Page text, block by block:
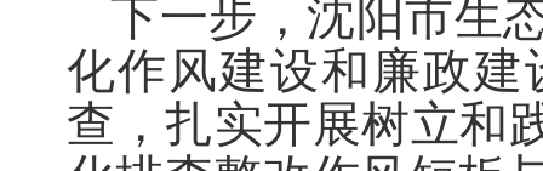
下一步，沈阳市生
化作风建设和廉政
查，扎实开展树立和